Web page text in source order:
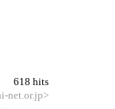
618 hits
net.or.jp>